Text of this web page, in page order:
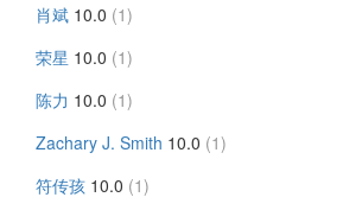
肖斌 10.0 (1)
荣星 10.0 (1)
陈力 10.0 (1)
Zachary J. Smith 10.0 (1)
符传孩 10.0 (1)